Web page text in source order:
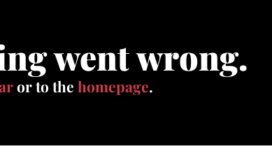
went wrong.
or to the homepage.